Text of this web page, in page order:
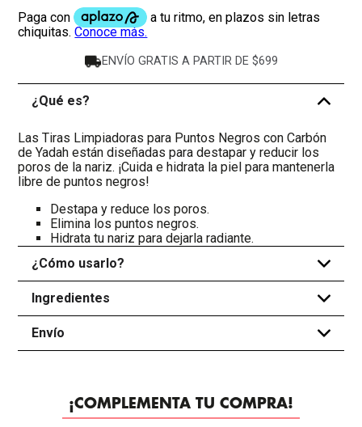
ENVÍO GRATIS A PARTIR DE $699
¿Qué es? -
Las Tiras Limpiadoras para Puntos Negros con Carbón
de Yadah están diseñadas para destapar y reducir los
poros de la nariz. ¡Cuida e hidrata la piel para mantenerla
libre de puntos negros!
Destapa y reduce los poros.
Elimina los puntos negros.
Hidrata tu nariz para dejarla radiante.
¿Cómo usarlo?
+
Ingredientes +
Envío +
¡COMPLEMENTA TU COMPRA!